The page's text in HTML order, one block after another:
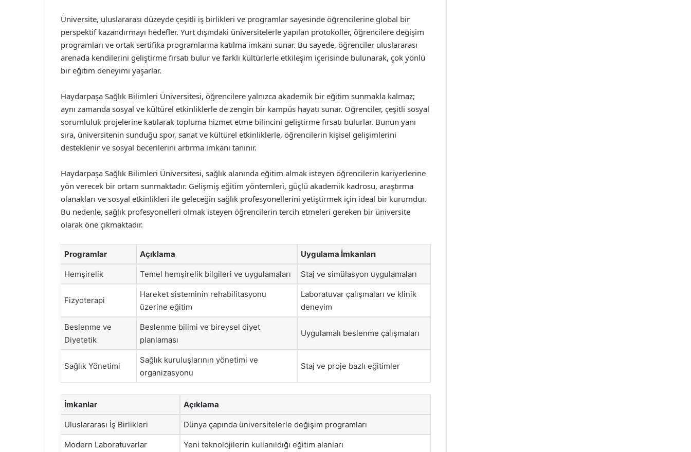
Üniversite, uluslararası düzeyde çeşitli iş birlikleri ve programlar sayesinde öğrencilerine global bir
perspektif kazandırmayı hedefler. Yurt dışındaki üniversitelerle yapılan protokoller, öğrencilere değişim
programları ve ortak sertifika programlarına katılma imkanı sunar. Bu sayede, öğrenciler uluslararası
arenada kendilerini geliştirme fırsatı bulur ve farklı kültürlerle etkileşim içerisinde bulunarak, çok yönlü
bir eğitim deneyimi yaşarlar.
Haydarpaşa Sağlık Bilimleri Üniversitesi, öğrencilere yalnızca akademik bir eğitim sunmakla kalmaz;
aynı zamanda sosyal ve kültürel etkinliklerle de zengin bir kampüs hayatı sunar. Öğrenciler, çeşitli sosyal
sorumluluk projelerine katılarak topluma hizmet etme bilincini geliştirme fırsatı bulurlar. Bunun yanı
sıra, üniversitenin sunduğu spor, sanat ve kültürel etkinliklerle, öğrencilerin kişisel gelişimlerini
desteklenir ve sosyal becerilerini artırma imkanı tanınır.
Haydarpaşa Sağlık Bilimleri Üniversitesi, sağlık alanında eğitim almak isteyen öğrencilerin kariyerlerine
yön verecek bir ortam sunmaktadır. Gelişmiş eğitim yöntemleri, güçlü akademik kadrosu, araştırma
olanakları ve sosyal etkinlikleri ile geleceğin sağlık profesyonellerini yetiştirmek için ideal bir kurumdur.
Bu nedenle, sağlık profesyonelleri olmak isteyen öğrencilerin tercih etmeleri gereken bir üniversite
olarak öne çıkmaktadır.
Programlar Açıklama Uygulama İmkanları
Hemşirelik Temel hemşirelik bilgileri ve uygulamaları Staj ve simülasyon uygulamaları
Fizyoterapi
Hareket sisteminin rehabilitasyonu
üzerine eğitim
Laboratuvar çalışmaları ve klinik
deneyim
Beslenme ve
Diyetetik
Beslenme bilimi ve bireysel diyet
planlaması
Uygulamalı beslenme çalışmaları
Sağlık Yönetimi
Sağlık kuruluşlarının yönetimi ve
organizasyonu
Staj ve proje bazlı eğitimler
İmkanlar Açıklama
Uluslararası İş Birlikleri Dünya çapında üniversitelerle değişim programları
Modern Laboratuvarlar Yeni teknolojilerin kullanıldığı eğitim alanları